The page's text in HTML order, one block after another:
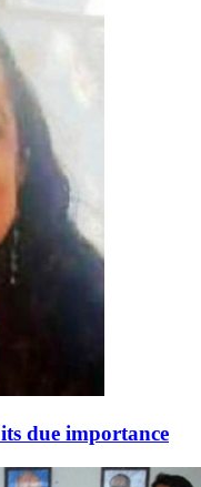
due importance